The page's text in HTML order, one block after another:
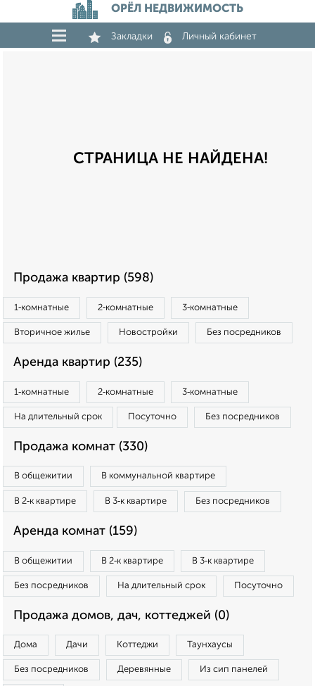
ОРЁЛ НЕДВИЖИМОСТЬ
Закладки Личный кабинет
СТРАНИЦА НЕ НАЙДЕНА!
Продажа квартир (598)
1‑комнатные 2‑комнатные 3‑комнатные
Вторичное жилье Новостройки Без посредников
Аренда квартир (235)
1‑комнатные 2‑комнатные 3‑комнатные
На длительный срок Посуточно Без посредников
Продажа комнат (330)
В общежитии В коммунальной квартире
В 2‑к квартире В 3‑к квартире Без посредников
Аренда комнат (159)
В общежитии В 2‑к квартире В 3‑к квартире
Без посредников На длительный срок Посуточно
Продажа домов, дач, коттеджей (0)
Дома Дачи Коттеджи Таунхаусы
Без посредников Деревянные Из сип панелей